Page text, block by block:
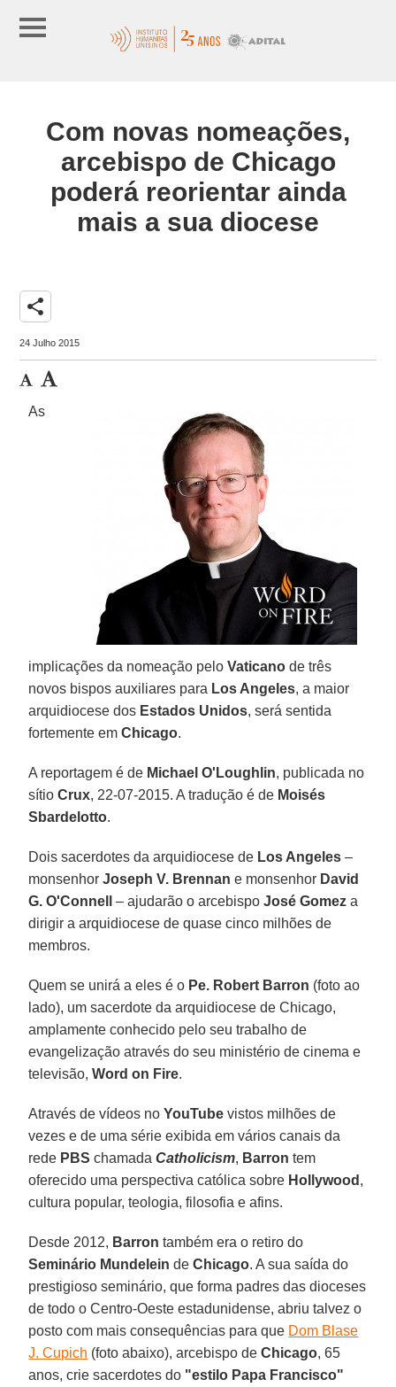
Com novas nomeações,
arcebispo de Chicago
poderá reorientar ainda
mais a sua diocese
share
24 Julho 2015
As
implicações da nomeação peloVaticano de três
novos bispos auxiliares para Los Angeles, a maior
arquidiocese dos Estados Unidos, será sentida
fortemente emChicago.
A reportagem é de Michael O'Loughlin, publicada no
sítioCrux, 22-07-2015. A tradução é de Moisés
Sbardelotto.
Dois sacerdotes da arquidiocese de Los Angeles –
monsenhorJoseph V. Brennan e monsenhor David
G. O'Connell
– ajudarão o arcebispoJosé Gomez a
dirigir a arquidiocese de quase cinco milhões de
membros.
Quem se unirá a eles é o Pe. Robert Barron (foto ao
lado), um sacerdote da arquidiocese de Chicago,
amplamente conhecido pelo seu trabalho de
evangelização através do seu ministério de cinema e
televisão,Word on Fire.
Através de vídeos noYouTube vistos milhões de
vezes e de uma série exibida em vários canais da
rede PBS chamadaCatholicism, Barron tem
oferecido uma perspectiva católica sobre Hollywood ,
cultura popular, teologia, filosofia e afins.
Desde 2012, Barron também era o retiro do
Seminário Mundelein deChicago. A sua saída do
prestigioso seminário, que forma padres das dioceses
de todo o Centro-Oeste estadunidense, abriu talvez o
posto com mais consequências para que Dom Blase
J. Cupich (foto abaixo), arcebispo deChicago, 65
anos, crie sacerdotes do "estilo Papa Francisco"